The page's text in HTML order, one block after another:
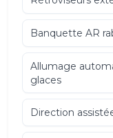
Banquette AR
Allumage
glaces
Direction